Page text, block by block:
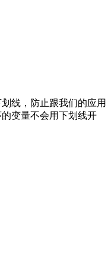
线，防止跟我们的应用
变量不会用下划线开